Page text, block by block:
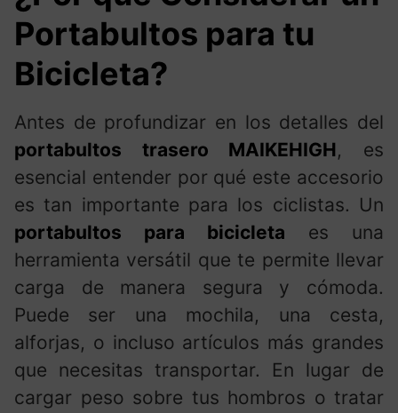
Portabultos para tu
Bicicleta?
Antes de profundizar en los detalles del
portabultos trasero MAIKEHIGH, es
esencial entender por qué este accesorio
es tan importante para los ciclistas. Un
portabultos para bicicleta es una
herramienta versátil que te permite llevar
carga de manera segura y cómoda.
Puede ser una mochila, una cesta,
alforjas, o incluso artículos más grandes
que necesitas transportar. En lugar de
cargar peso sobre tus hombros o tratar